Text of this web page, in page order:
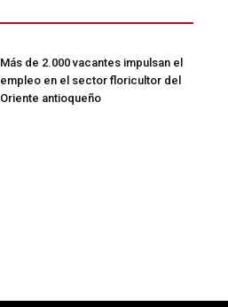
Más de 2.000 vacantes impulsan el
empleo en el sector floricultor del
Oriente antioqueño